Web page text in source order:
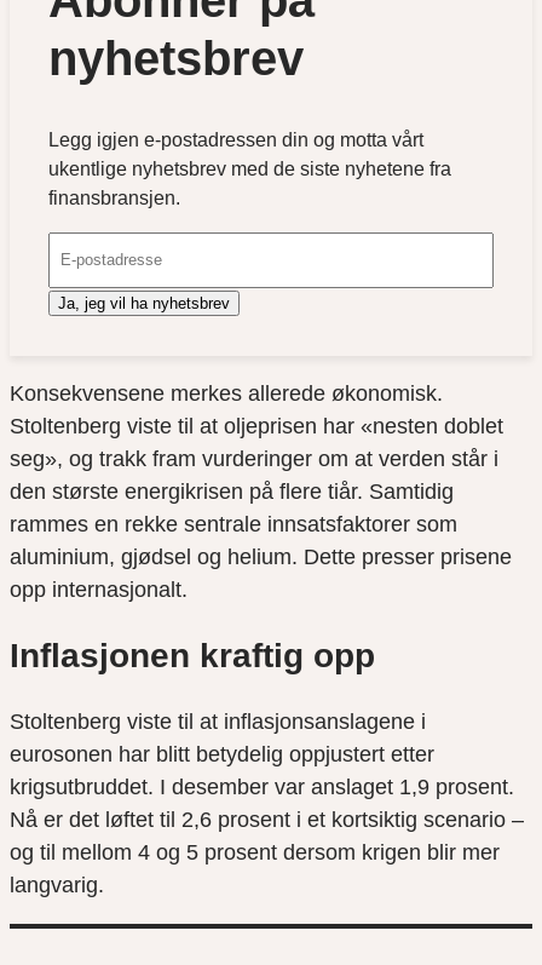
nyhetsbrev
Legg igjen e-postadressen din og motta vårt
ukentlige nyhetsbrev med de siste nyhetene fra
finansbransjen.
Ja, jeg vil ha nyhetsbrev
Konsekvensene merkes allerede økonomisk.
Stoltenberg viste til at oljeprisen har «nesten doblet
seg», og trakk fram vurderinger om at verden står i
den største energikrisen på flere tiår. Samtidig
rammes en rekke sentrale innsatsfaktorer som
aluminium, gjødsel og helium. Dette presser prisene
opp internasjonalt.
Inflasjonen kraftig opp
Stoltenberg viste til at inflasjonsanslagene i
eurosonen har blitt betydelig oppjustert etter
krigsutbruddet. I desember var anslaget 1,9 prosent.
Nå er det løftet til 2,6 prosent i et kortsiktig scenario –
og til mellom 4 og 5 prosent dersom krigen blir mer
langvarig.